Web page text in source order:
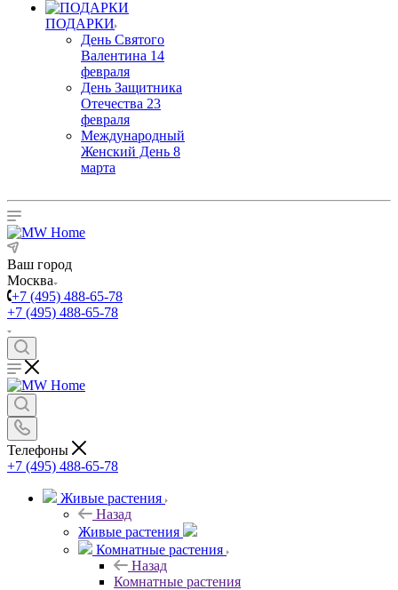
ПОДАРКИ
День Святого
Валентина 14
февраля
День Защитника
Отечества 23
февраля
Международный
Женский День 8
марта
Ваш город
Москва
+7 (495) 488-65-78
+7 (495) 488-65-78
Телефоны
+7 (495) 488-65-78
Живые растения
Назад
Живые растения
Комнатные растения
Назад
Комнатные растения